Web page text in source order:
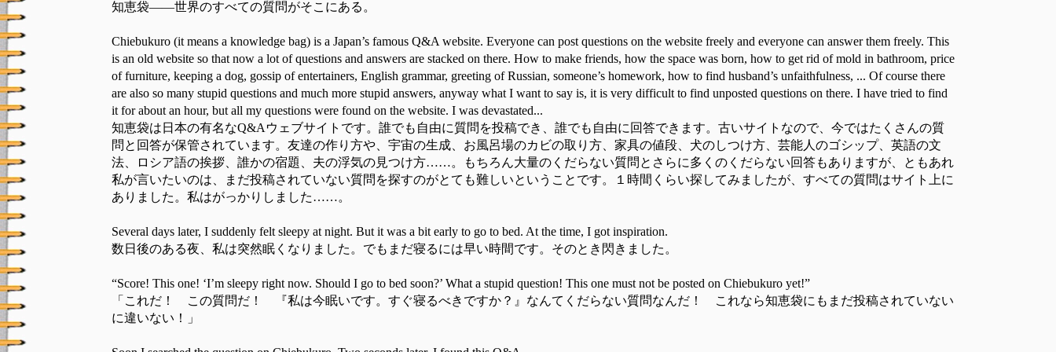
知恵袋――世界のすべての質問がそこにある。
Chiebukuro (it means a knowledge bag) is a Japan’s famous Q&A website. Everyone can post questions on the website freely and everyone can answer them freely. This
is an old website so that now a lot of questions and answers are stacked on there. How to make friends, how the space was born, how to get rid of mold in bathroom, price
of furniture, keeping a dog, gossip of entertainers, English grammar, greeting of Russian, someone’s homework, how to find husband’s unfaithfulness, ... Of course there
are also so many stupid questions and much more stupid answers, anyway what I want to say is, it is very difficult to find unposted questions on there. I have tried to find
it for about an hour, but all my questions were found on the website. I was devastated...
知恵袋は日本の有名なQ&Aウェブサイトです。誰でも自由に質問を投稿でき、誰でも自由に回答できます。古いサイトなので、今ではたくさんの質
問と回答が保管されています。友達の作り方や、宇宙の生成、お風呂場のカビの取り方、家具の値段、犬のしつけ方、芸能人のゴシップ、英語の文
法、ロシア語の挨拶、誰かの宿題、夫の浮気の見つけ方……。もちろん大量のくだらない質問とさらに多くのくだらない回答もありますが、ともあれ
私が言いたいのは、まだ投稿されていない質問を探すのがとても難しいということです。１時間くらい探してみましたが、すべての質問はサイト上に
ありました。私はがっかりしました……。
Several days later, I suddenly felt sleepy at night. But it was a bit early to go to bed. At the time, I got inspiration.
数日後のある夜、私は突然眠くなりました。でもまだ寝るには早い時間です。そのとき閃きました。
“Score! This one! ‘I’m sleepy right now. Should I go to bed soon?’ What a stupid question! This one must not be posted on Chiebukuro yet!”
「これだ！ この質問だ！ 『私は今眠いです。すぐ寝るべきですか？』なんてくだらない質問なんだ！ これなら知恵袋にもまだ投稿されていない
に違いない！」